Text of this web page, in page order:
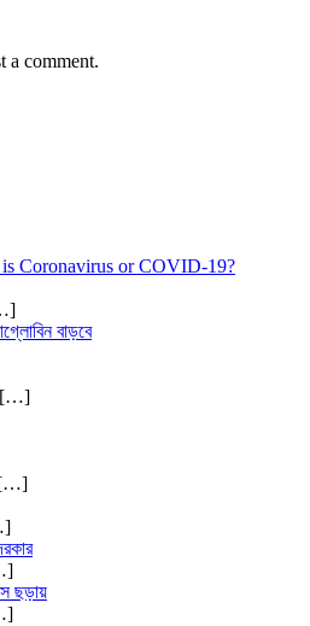
a comment.
is Coronavirus or COVID-19?
বাড়বে
[…]
[…]
ছড়ায়